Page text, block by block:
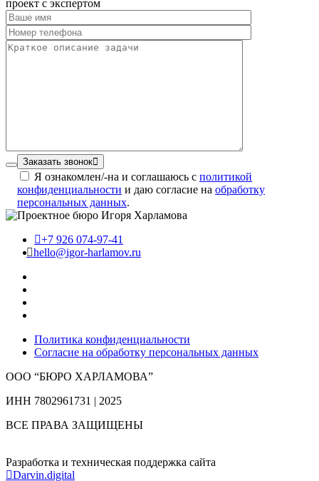
проект с экспертом
Заказать звонок
Я ознакомлен/-на и соглашаюсь с политикой
конфиденциальности и даю согласие на обработку
персональных данных.
+7 926 074-97-41
hello@igor-harlamov.ru
Политика конфиденциальности
Согласие на обработку персональных данных
ООО “БЮРО ХАРЛАМОВА”
ИНН 7802961731 | 2025
ВСЕ ПРАВА ЗАЩИЩЕНЫ
Разработка и техническая поддержка сайта
Darvin.digital